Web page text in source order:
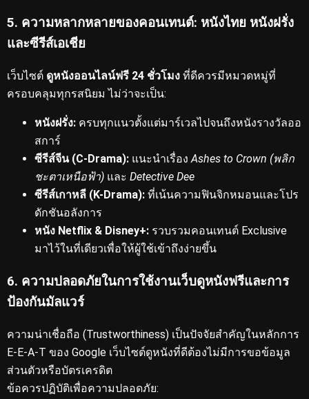
5. ความหลากหลายของคอนเทนต์: หนังไทย หนังฝรั่ง
และซีรีส์เอเชีย
เว็บไซต์ ดูหนังออนไลน์ฟรี 24 ชั่วโมง ที่ดีควรมีหมวดหมู่ที่
ครอบคลุมทุกรสนิยม ไม่ว่าจะเป็น:
หนังฝรั่ง: ครบทุกแนวตั้งแต่มาร์เวลไปจนถึงหนังรางวัลออ
สการ์
ซีรีส์จีน (C-Drama): แนะนำเรื่องAshes to Crown (พลิก
ชะตาเหนือฟ้า) และ Detective Dee
ซีรีส์เกาหลี (K-Drama): ที่เน้นความฟินจิกหมอนและโปร
ดักชันอลังการ
หนัง Netflix & Disney+: รวบรวมคอนเทนต์ Exclusive
มาไว้ในที่เดียวเพื่อให้ผู้ใช้เข้าถึงง่ายขึ้น
6. ความปลอดภัยในการใช้งานเว็บดูหนังฟรีและการ
ป้องกันมัลแวร์
ความน่าเชื่อถือ (Trustworthiness) เป็นปัจจัยสำคัญในหลักการ
E-E-A-T ของ Google เว็บไซต์ดูหนังที่ดีต้องไม่มีการขอข้อมูล
ส่วนตัวหรือบัตรเครดิต
ข้อควรปฏิบัติเพื่อความปลอดภัย: